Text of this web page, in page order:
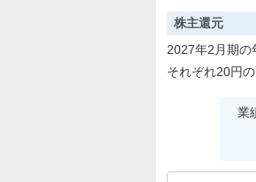
株主還元
2027年2月期の
それぞれ20円
業